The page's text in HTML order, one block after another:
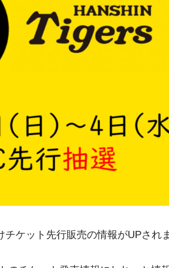
ケット先行販売の情報がUPされ